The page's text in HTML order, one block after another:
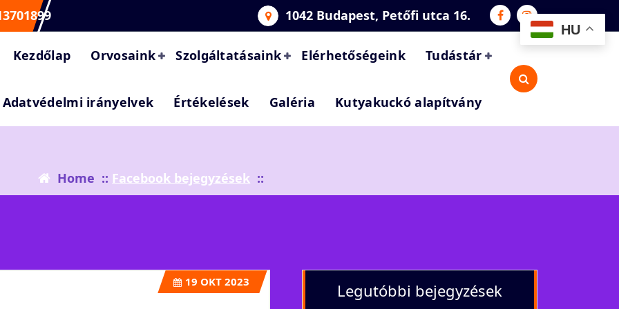
1042 Budapest, Petőfi utca 16.
Kezdőlap Orvosaink Szolgáltatásaink Elérhetőségeink Tudástár
Adatvédelmi irányelvek Értékelések Galéria Kutyakuckó alapítvány
Home :: Facebook bejegyzések ::
19 OKT 2023 Legutóbbi bejegyzések
HU